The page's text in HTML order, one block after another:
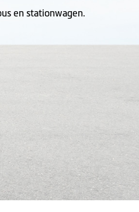
en stationwagen.